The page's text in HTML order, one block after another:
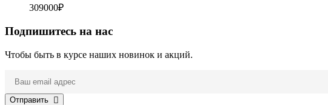
309000₽
Подпишитесь на нас
Чтобы быть в курсе наших новинок и акций.
Отправить